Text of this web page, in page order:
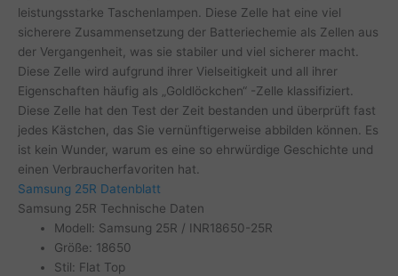
leistungsstarke Taschenlampen. Diese Zelle hat eine viel
sicherere Zusammensetzung der Batteriechemie als Zellen aus
der Vergangenheit, was sie stabiler und viel sicherer macht.
Diese Zelle wird aufgrund ihrer Vielseitigkeit und all ihrer
Eigenschaften häufig als „Goldlöckchen“ -Zelle klassifiziert.
Diese Zelle hat den Test der Zeit bestanden und überprüft fast
jedes Kästchen, das Sie vernünftigerweise abbilden können. Es
ist kein Wunder, warum es eine so ehrwürdige Geschichte und
einen Verbraucherfavoriten hat.
Samsung 25R Datenblatt
Samsung 25R Technische Daten
Modell: Samsung 25R / INR18650-25R
Größe: 18650
Stil: Flat Top